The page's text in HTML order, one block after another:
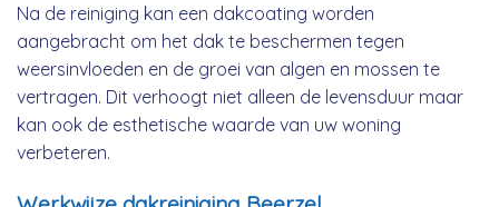
Na de reiniging kan een dakcoating worden
aangebracht om het dak te beschermen tegen
weersinvloeden en de groei van algen en mossen te
vertragen. Dit verhoogt niet alleen de levensduur maar
kan ook de esthetische waarde van uw woning
verbeteren.